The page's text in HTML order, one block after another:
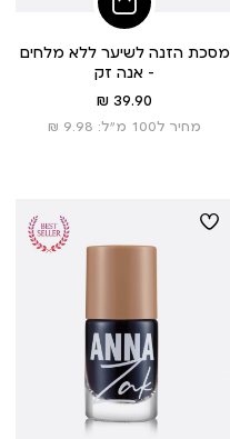
הוסיפי
לסל
מסכת הזנה לשיער ללא מלחים
- אנה זק
מחיר
מוצר
39.90 ₪
מחיר ל100 מ”ל: 9.98 ₪